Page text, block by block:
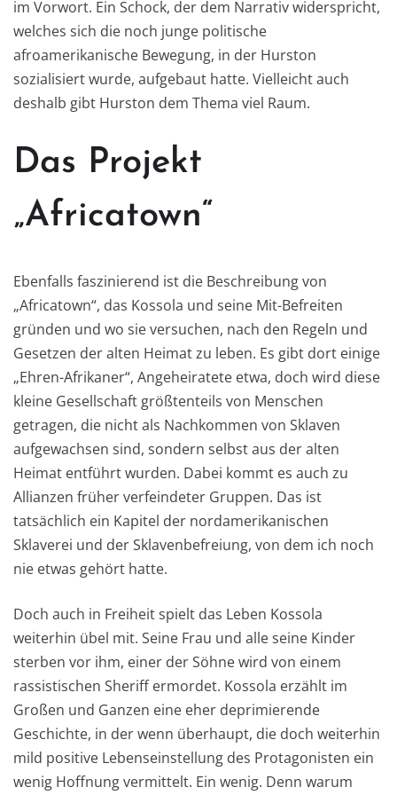
im Vorwort. Ein Schock, der dem Narrativ widerspricht,
welches sich die noch junge politische
afroamerikanische Bewegung, in der Hurston
sozialisiert wurde, aufgebaut hatte. Vielleicht auch
deshalb gibt Hurston dem Thema viel Raum.
Das Projekt
„Africatown“
Ebenfalls faszinierend ist die Beschreibung von
„Africatown“, das Kossola und seine Mit-Befreiten
gründen und wo sie versuchen, nach den Regeln und
Gesetzen der alten Heimat zu leben. Es gibt dort einige
„Ehren-Afrikaner“, Angeheiratete etwa, doch wird diese
kleine Gesellschaft größtenteils von Menschen
getragen, die nicht als Nachkommen von Sklaven
aufgewachsen sind, sondern selbst aus der alten
Heimat entführt wurden. Dabei kommt es auch zu
Allianzen früher verfeindeter Gruppen. Das ist
tatsächlich ein Kapitel der nordamerikanischen
Sklaverei und der Sklavenbefreiung, von dem ich noch
nie etwas gehört hatte.
Doch auch in Freiheit spielt das Leben Kossola
weiterhin übel mit. Seine Frau und alle seine Kinder
sterben vor ihm, einer der Söhne wird von einem
rassistischen Sheriff ermordet. Kossola erzählt im
Großen und Ganzen eine eher deprimierende
Geschichte, in der wenn überhaupt, die doch weiterhin
mild positive Lebenseinstellung des Protagonisten ein
wenig Hoffnung vermittelt. Ein wenig. Denn warum